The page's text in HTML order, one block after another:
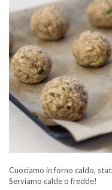
Cuociamo in forno caldo,
Serviamo calde o fredde!